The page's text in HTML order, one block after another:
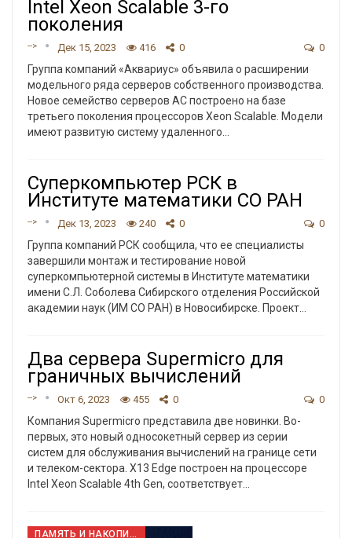
Intel Xeon Scalable 3-го
поколения
--> Дек 15, 2023 416 0 0
Группа компаний «Аквариус» объявила о расширении
модельного ряда серверов собственного производства.
Новое семейство серверов AC построено на базе
третьего поколения процессоров Xeon Scalable. Модели
имеют развитую систему удаленного…
Суперкомпьютер РСК в
Институте математики СО РАН
--> Дек 13, 2023 240 0 0
Группа компаний РСК сообщила, что ее специалисты
завершили монтаж и тестирование новой
суперкомпьютерной системы в Институте математики
имени С.Л. Соболева Сибирского отделения Российской
академии наук (ИМ СО РАН) в Новосибирске. Проект…
Два сервера Supermicro для
граничных вычислений
--> Окт 6, 2023 455 0 0
Компания Supermicro представила две новинки. Во-
первых, это новый односокетный сервер из серии
систем для обслуживания вычислений на границе сети
и телеком-сектора. X13 Edge построен на процессоре
Intel Xeon Scalable 4th Gen, соответствует…
ПАМЯТЬ И НАКОПИТЕЛИ